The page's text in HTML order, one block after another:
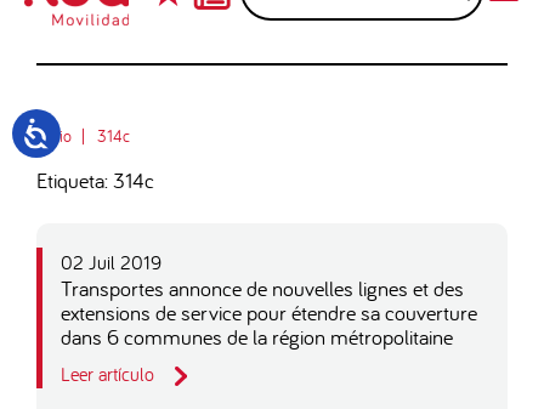
Inicio 314c
Etiqueta: 314c
02 Juil 2019
Transportes annonce de nouvelles lignes et des
extensions de service pour étendre sa couverture
dans 6 communes de la région métropolitaine
Leer artículo